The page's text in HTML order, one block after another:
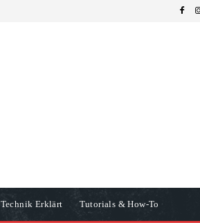
Technik Erklärt Tutorials & How-To